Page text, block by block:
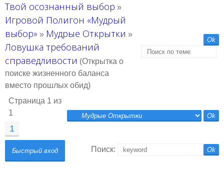
Твой осознанный выбор »
Игровой Полигон «Мудрый
выбор» » Мудрые Открытки »
Ловушка требований
справедливости (Открытка о
поиске жизненного баланса
вместо прошлых обид)
Страница 1 из
1
1
Поиск: